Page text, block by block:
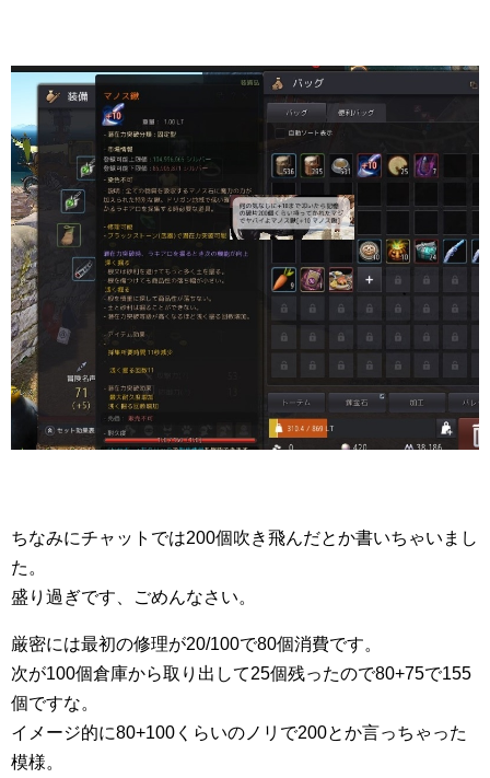
ちなみにチャットでは200個吹き飛んだとか書いちゃいまし
た。
盛り過ぎです、ごめんなさい。
厳密には最初の修理が20/100で80個消費です。
次が100個倉庫から取り出して25個残ったので80+75で155
個ですな。
イメージ的に80+100くらいのノリで200とか言っちゃった
模様。